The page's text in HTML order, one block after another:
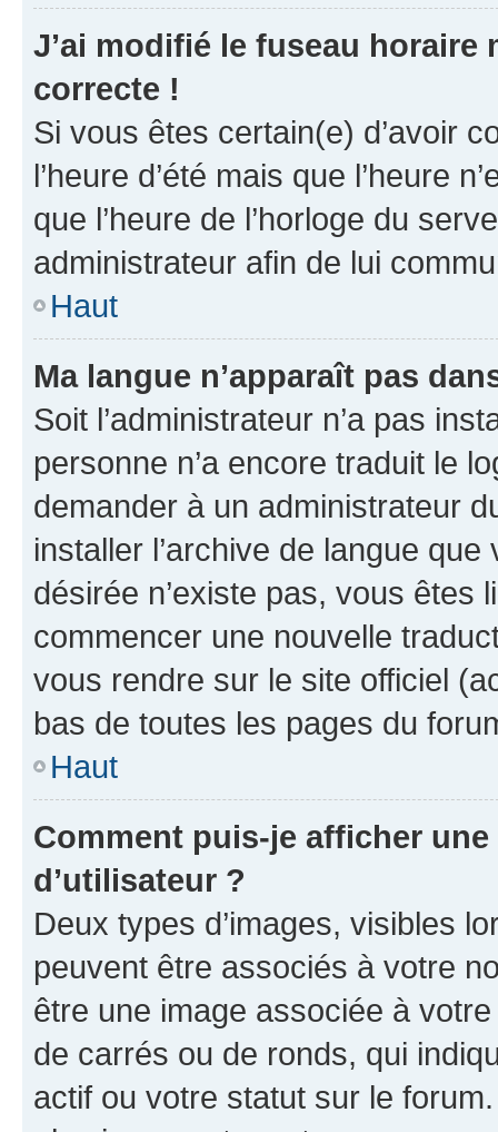
J’ai modifié le fuseau horaire
correcte !
Si vous êtes certain(e) d’avoir
l’heure d’été mais que l’heure
que l’heure de l’horloge du
administrateur afin de lui
Haut
Ma langue n’apparaît pas
Soit l’administrateur n’a pas
personne n’a encore traduit le
demander à un administrateur
installer l’archive de langue
désirée n’existe pas, vous êtes
commencer une nouvelle
vous rendre sur le site officiel
bas de toutes les pages du
Haut
Comment puis-je afficher
d’utilisateur ?
Deux types d’images, visibles
peuvent être associés à votre
être une image associée à
de carrés ou de ronds, qui
actif ou votre statut sur le